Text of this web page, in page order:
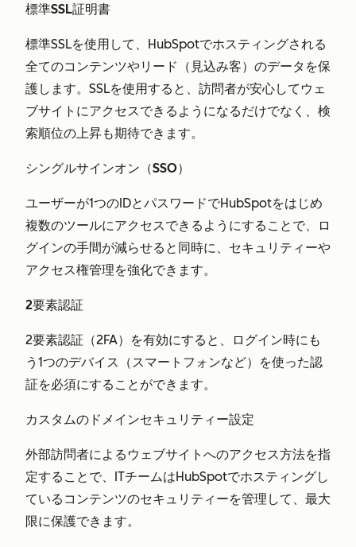
標準SSL証明書
標準SSLを使用して、HubSpotでホスティングされる
全てのコンテンツやリード（見込み客）のデータを保
護します。SSLを使用すると、訪問者が安心してウェ
ブサイトにアクセスできるようになるだけでなく、検
索順位の上昇も期待できます。
シングルサインオン（SSO）
ユーザーが1つのIDとパスワードでHubSpotをはじめ
複数のツールにアクセスできるようにすることで、ロ
グインの手間が減らせると同時に、セキュリティーや
アクセス権管理を強化できます。
2要素認証
2要素認証（2FA）を有効にすると、ログイン時にも
う1つのデバイス（スマートフォンなど）を使った認
証を必須にすることができます。
カスタムのドメインセキュリティー設定
外部訪問者によるウェブサイトへのアクセス方法を指
定することで、ITチームはHubSpotでホスティングし
ているコンテンツのセキュリティーを管理して、最大
限に保護できます。